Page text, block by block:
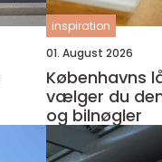
inspiration
01. August 2026
Københavns
vælger du
og bilnøgler